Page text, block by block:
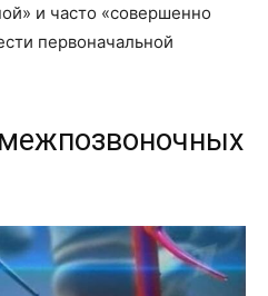
и часто «совершенно
первоначальной